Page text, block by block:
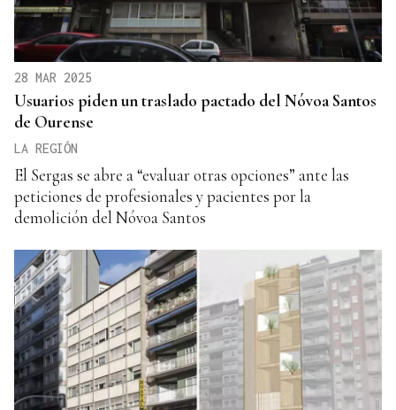
28 MAR 2025
Usuarios piden un traslado pactado del Nóvoa Santos
de Ourense
LA REGIÓN
El Sergas se abre a “evaluar otras opciones” ante las
peticiones de profesionales y pacientes por la
demolición del Nóvoa Santos